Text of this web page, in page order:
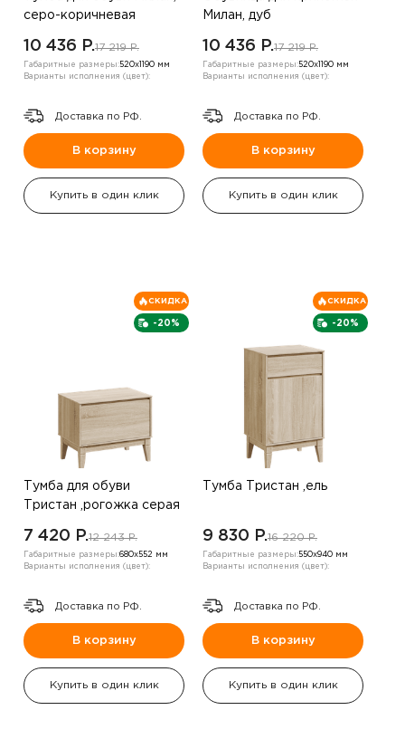
серо-коричневая
10 436 P.17 219 P.
Габаритные размеры:520х1190 мм
Варианты исполнения (цвет):
Доставка по РФ.
В корзину
Купить в один клик
Милан, дуб
10 436 P.17 219 P.
Габаритные размеры:520х1190 мм
Варианты исполнения (цвет):
Доставка по РФ.
В корзину
Купить в один клик
-20%
СКИДКА
Тумба для обуви
Тристан ,рогожка серая
7 420 P.12 243 P.
Габаритные размеры:680х552 мм
Варианты исполнения (цвет):
Доставка по РФ.
В корзину
Купить в один клик
-20%
СКИДКА
Тумба Тристан ,ель
9 830 P.16 220 P.
Габаритные размеры:550х940 мм
Варианты исполнения (цвет):
Доставка по РФ.
В корзину
Купить в один клик